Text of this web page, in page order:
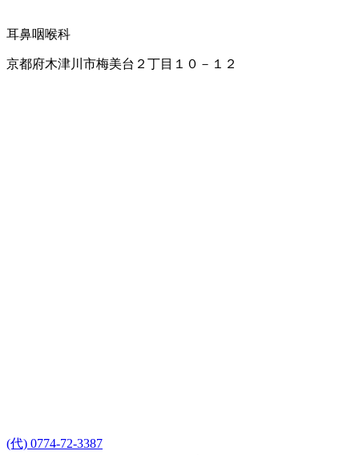
耳鼻咽喉科
京都府木津川市梅美台２丁目１０－１２
(代) 0774-72-3387